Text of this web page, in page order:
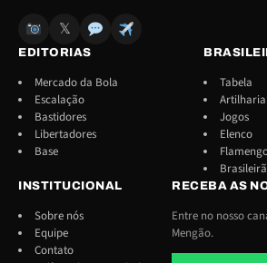
𝕏
EDITORIAS
Mercado da Bola
Escalação
Bastidores
Libertadores
Base
Tabela
Artilharia
Jogos
Elenco
INSTITUCIONAL
Sobre nós
Equipe
Contato
RECEBA AS
Entre no nosso
Mengão.